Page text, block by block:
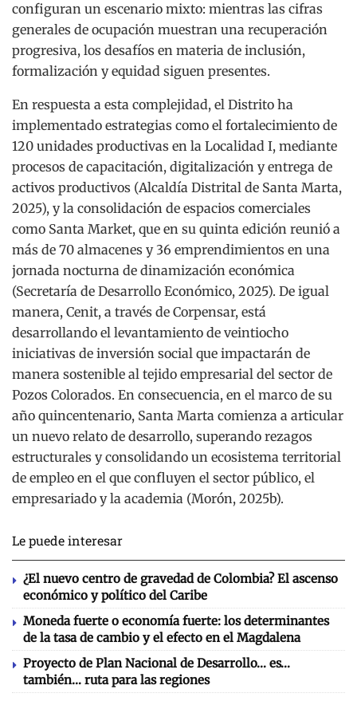
configuran un escenario mixto: mientras las cifras
generales de ocupación muestran una recuperación
progresiva, los desafíos en materia de inclusión,
formalización y equidad siguen presentes.
En respuesta a esta complejidad, el Distrito ha
implementado estrategias como el fortalecimiento de
120 unidades productivas en la Localidad I, mediante
procesos de capacitación, digitalización y entrega de
activos productivos (Alcaldía Distrital de Santa Marta,
2025), y la consolidación de espacios comerciales
como Santa Market, que en su quinta edición reunió a
más de 70 almacenes y 36 emprendimientos en una
jornada nocturna de dinamización económica
(Secretaría de Desarrollo Económico, 2025). De igual
manera, Cenit, a través de Corpensar, está
desarrollando el levantamiento de veintiocho
iniciativas de inversión social que impactarán de
manera sostenible al tejido empresarial del sector de
Pozos Colorados. En consecuencia, en el marco de su
año quincentenario, Santa Marta comienza a articular
un nuevo relato de desarrollo, superando rezagos
estructurales y consolidando un ecosistema territorial
de empleo en el que confluyen el sector público, el
empresariado y la academia (Morón, 2025b).
Le puede interesar
¿El nuevo centro de gravedad de Colombia? El ascenso
económico y político del Caribe
Moneda fuerte o economía fuerte: los determinantes
de la tasa de cambio y el efecto en el Magdalena
Proyecto de Plan Nacional de Desarrollo… es…
también… ruta para las regiones